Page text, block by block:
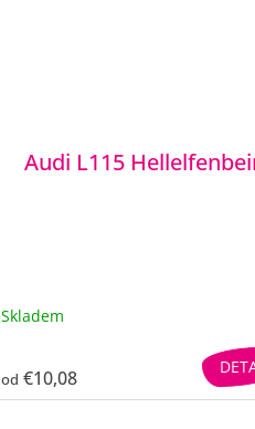
Audi L115
Skladem
od €10,08